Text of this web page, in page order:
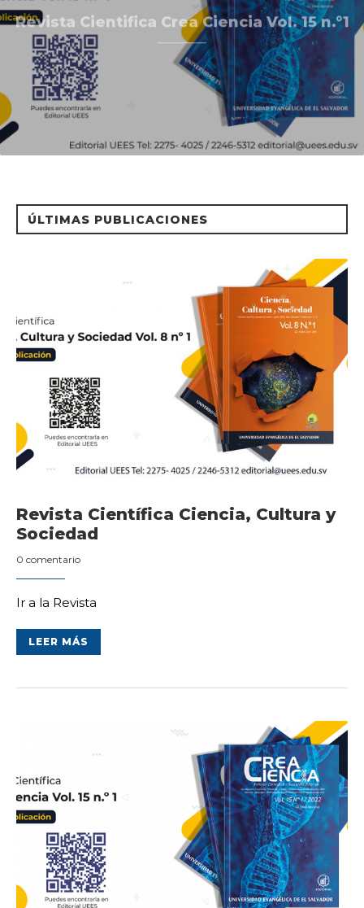
Revista Cientifica Crea Ciencia Vol. 15 n.°1
LEER MÁS
ÚLTIMAS PUBLICACIONES
Revista Científica Ciencia, Cultura y
Sociedad
0 comentario
Ir a la Revista
LEER MÁS